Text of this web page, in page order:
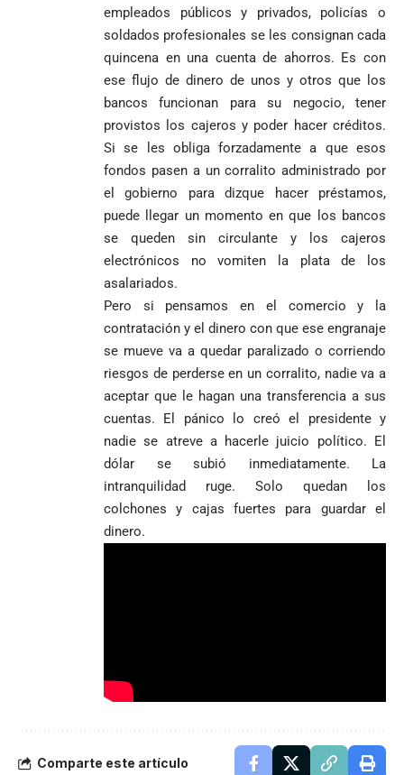
empleados públicos y privados, policías o
soldados profesionales se les consignan cada
quincena en una cuenta de ahorros. Es con
ese flujo de dinero de unos y otros que los
bancos funcionan para su negocio, tener
provistos los cajeros y poder hacer créditos.
Si se les obliga forzadamente a que esos
fondos pasen a un corralito administrado por
el gobierno para dizque hacer préstamos,
puede llegar un momento en que los bancos
se queden sin circulante y los cajeros
electrónicos no vomiten la plata de los
asalariados.
Pero si pensamos en el comercio y la
contratación y el dinero con que ese engranaje
se mueve va a quedar paralizado o corriendo
riesgos de perderse en un corralito, nadie va a
aceptar que le hagan una transferencia a sus
cuentas. El pánico lo creó el presidente y
nadie se atreve a hacerle juicio político. El
dólar se subió inmediatamente. La
intranquilidad ruge. Solo quedan los
colchones y cajas fuertes para guardar el
dinero.
Comparte este artículo